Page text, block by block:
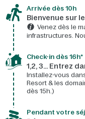
Arrivée dès 10h​
Bienvenue sur
Venez dès le
infrastructures.
Check-in dès 16h*​
1,2, 3… Entrez
Installez-vous
Resort & les
dès 15h.)
Pendant votre